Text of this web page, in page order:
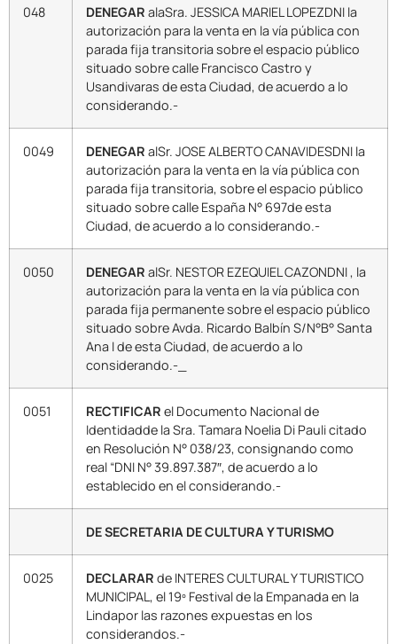
048 DENEGAR alaSra. JESSICA MARIEL LOPEZDNI la
autorización para la venta en la vía pública con
parada fija transitoria sobre el espacio público
situado sobre calle Francisco Castro y
Usandivaras de esta Ciudad, de acuerdo a lo
considerando.-
0049 DENEGAR alSr. JOSE ALBERTO CANAVIDESDNI la
autorización para la venta en la vía pública con
parada fija transitoria, sobre el espacio público
situado sobre calle España N° 697de esta
Ciudad, de acuerdo a lo considerando.-
0050 DENEGAR alSr. NESTOR EZEQUIEL CAZONDNI , la
autorización para la venta en la vía pública con
parada fija permanente sobre el espacio público
situado sobre Avda. Ricardo Balbín S/N°B° Santa
Ana I de esta Ciudad, de acuerdo a lo
considerando.-_
0051 RECTIFICAR el Documento Nacional de
Identidadde la Sra. Tamara Noelia Di Pauli citado
en Resolución N° 038/23, consignando como
real “DNI N° 39.897.387″, de acuerdo a lo
establecido en el considerando.-
DE SECRETARIA DE CULTURA Y TURISMO
0025 DECLARAR de INTERES CULTURAL Y TURISTICO
MUNICIPAL, el 19º Festival de la Empanada en la
Lindapor las razones expuestas en los
considerandos.-